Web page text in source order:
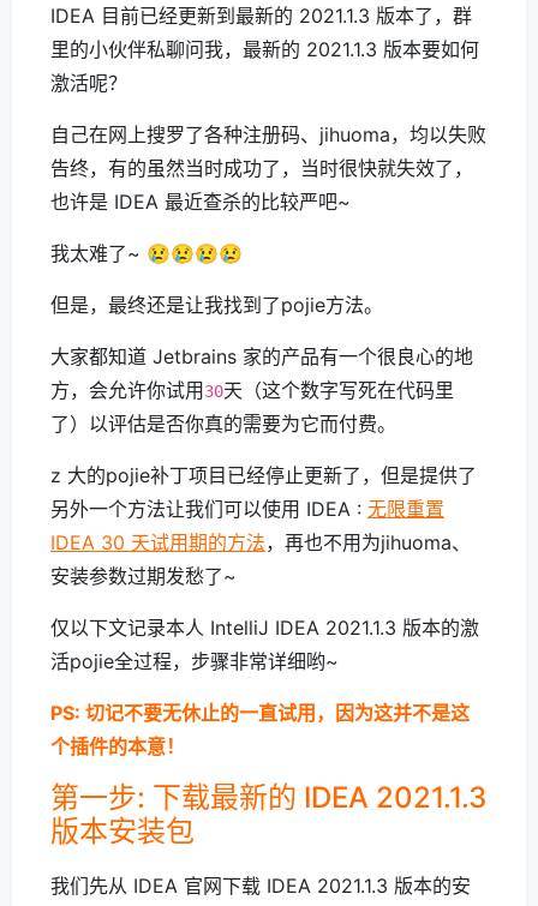
IDEA 目前已经更新到最新的 2021.1.3 版本了，群
里的小伙伴私聊问我，最新的 2021.1.3 版本要如何
激活呢？
自己在网上搜罗了各种注册码、jihuoma，均以失败
告终，有的虽然当时成功了，当时很快就失效了，
也许是 IDEA 最近查杀的比较严吧~
我太难了~ 😢😢😢😢
但是，最终还是让我找到了pojie方法。
大家都知道 Jetbrains 家的产品有一个很良心的地
方，会允许你试用 30天（这个数字写死在代码里
了）以评估是否你真的需要为它而付费。
z 大的pojie补丁项目已经停止更新了，但是提供了
另外一个方法让我们可以使用 IDEA : 无限重置
IDEA 30 天试用期的方法，再也不用为jihuoma、
安装参数过期发愁了~
仅以下文记录本人 IntelliJ IDEA 2021.1.3 版本的激
活pojie全过程，步骤非常详细哟~
PS: 切记不要无休止的一直试用，因为这并不是这
个插件的本意！
第一步: 下载最新的 IDEA 2021.1.3
版本安装包
我们先从 IDEA 官网下载 IDEA 2021.1.3 版本的安